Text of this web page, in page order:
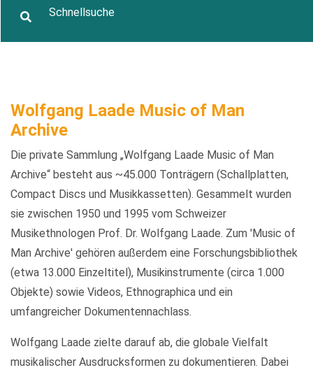
Wolfgang Laade Music of Man
Archive
Die private Sammlung „Wolfgang Laade Music of Man
Archive“ besteht aus ~45.000 Tonträgern (Schallplatten,
Compact Discs und Musikkassetten). Gesammelt wurden
sie zwischen 1950 und 1995 vom Schweizer
Musikethnologen Prof. Dr. Wolfgang Laade. Zum 'Music of
Man Archive' gehören außerdem eine Forschungsbibliothek
(etwa 13.000 Einzeltitel), Musikinstrumente (circa 1.000
Objekte) sowie Videos, Ethnographica und ein
umfangreicher Dokumentennachlass.
Wolfgang Laade zielte darauf ab, die globale Vielfalt
musikalischer Ausdrucksformen zu dokumentieren. Dabei